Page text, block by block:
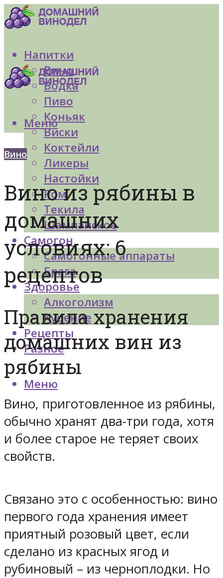
Напитки
Вино
Водка
Пиво
Коньяк
Виски
Коктейли
Ликеры
Настойки
Ром
Текила
Шампанское
Самогон
Самогонные аппараты
Брага
Здоровье
Алкоголизм
Курение
Рецепты
Разное
Меню
Меню
Вино
Вино из рябины в
домашних
условиях: 6
рецептов
Правила хранения
домашних вин из
рябины
Вино, приготовленное из рябины,
обычно хранят два-три года, хотя
и более старое не теряет своих
свойств.
Связано это с особенностью: вино
первого года хранения имеет
приятный розовый цвет, если
сделано из красных ягод и
рубиновый – из черноплодки. Но